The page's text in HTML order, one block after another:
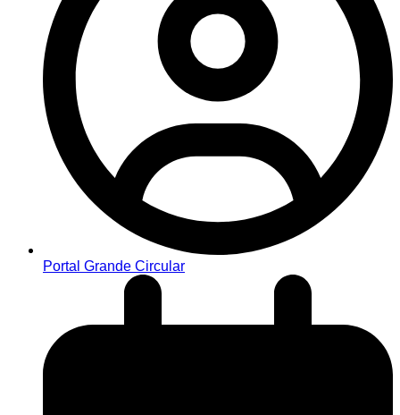
Portal Grande Circular